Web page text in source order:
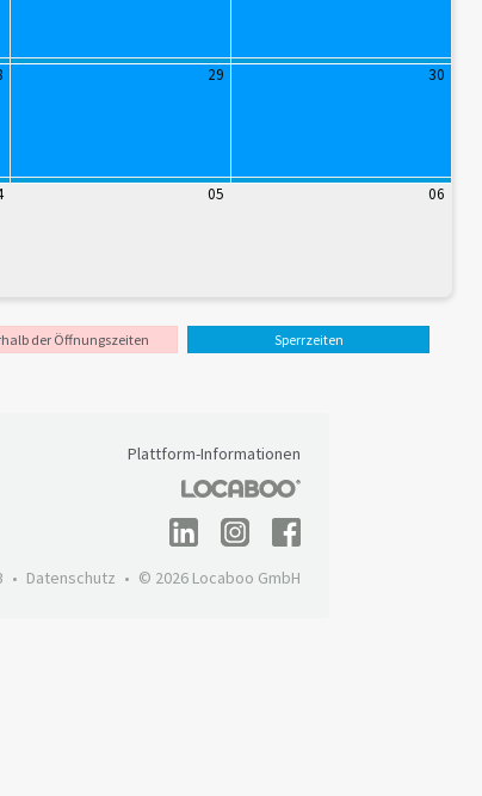
29
05
30
06
der Öffnungszeiten Sperrzeiten
Plattform-Informationen
Datenschutz © 2026 Locaboo GmbH